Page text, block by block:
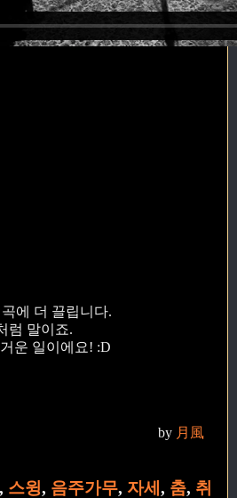
에 더 끌립니다.
럼 말이죠.
운 일이에요! :D
by 月風
, 스윙, 음주가무, 자세 , 춤, 취